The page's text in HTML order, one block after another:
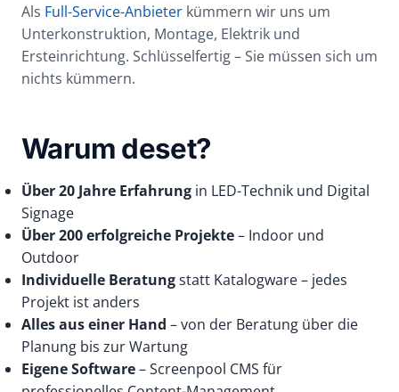
Als Full-Service-Anbieter kümmern wir uns um
Unterkonstruktion, Montage, Elektrik und
Ersteinrichtung. Schlüsselfertig – Sie müssen sich um
nichts kümmern.
Warum deset?
Über 20 Jahre Erfahrung in LED-Technik und Digital
Signage
Über 200 erfolgreiche Projekte– Indoor und
Outdoor
Individuelle Beratungstatt Katalogware – jedes
Projekt ist anders
Alles aus einer Hand – von der Beratung über die
Planung bis zur Wartung
Eigene Software– Screenpool CMS für